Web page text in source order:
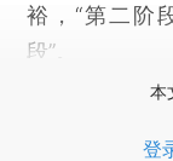
裕，“第二阶
段”。
本
登